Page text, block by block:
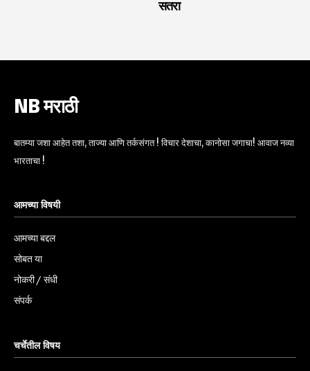
सतरा
NB मराठी
बातम्या जशा आहेत तशा, ताज्या आणि तर्कसंगत ! विचार देशाचा, कानोसा जगाचा! आवाज नव्या
भारताचा !
आमच्या विषयी
आमच्या बद्दल
सोबत या
नोकरी / संधी
संपर्क
चर्चेतील विषय